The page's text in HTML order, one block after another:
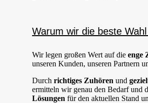
Warum wir die beste Wahl
Wir legen großen Wert auf die enge
unseren Kunden, unseren Partnern
Durch richtiges Zuhören und
ermitteln wir genau den Bedarf und
Lösungen für den aktuellen Stand